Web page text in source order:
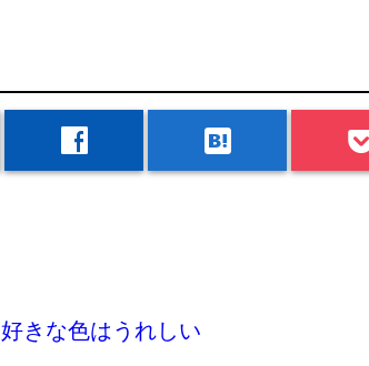
facebook hatenabookmark
好きな色はうれしい